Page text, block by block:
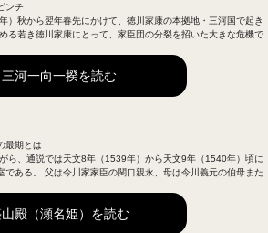
ンチ
）秋から翌年春先にかけて、徳川家康の本拠地・三河国で起き
る若き徳川家康にとって、家臣団の分裂を招いた大きな危機で
三河一向一揆を読む
最期とは
ら、通説では天文8年（1539年）から天文9年（1540年）頃に
である。 父は今川家家臣の関口親永、母は今川義元の伯母また
殿（瀬名姫）を読む